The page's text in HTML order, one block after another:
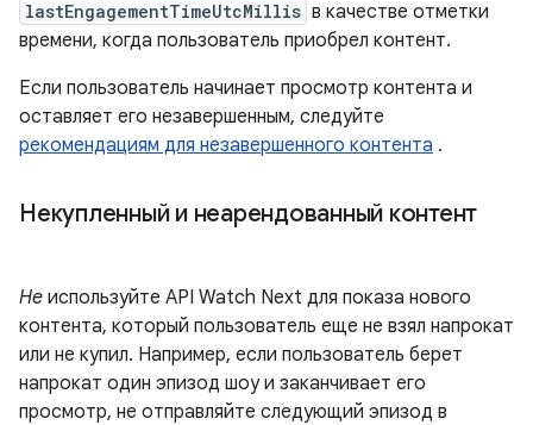
lastEngagementTimeUtcMillis в качестве отметки
времени, когда пользователь приобрел контент.
Если пользователь начинает просмотр контента и
оставляет его незавершенным, следуйте
рекомендациям для незавершенного контента .
Некупленный и неарендованный контент
Не используйте API Watch Next для показа нового
контента, который пользователь еще не взял напрокат
или не купил. Например, если пользователь берет
напрокат один эпизод шоу и заканчивает его
просмотр, не отправляйте следующий эпизод в